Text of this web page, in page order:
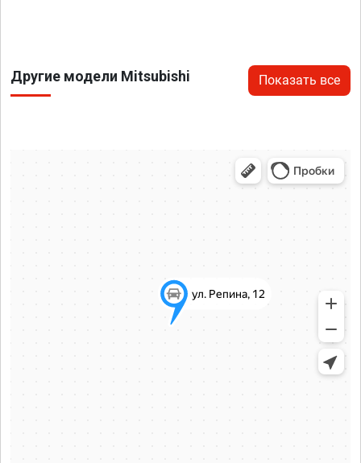
Другие модели Mitsubishi Показать все